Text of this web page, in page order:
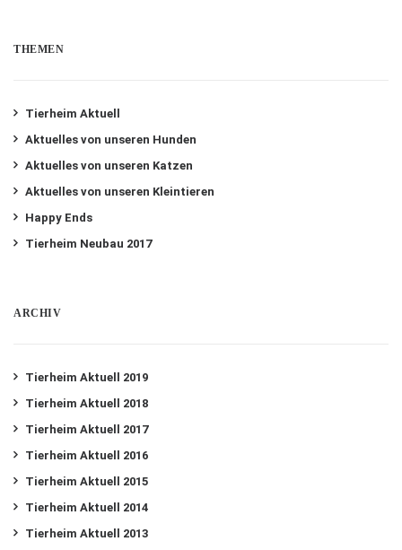
THEMEN
Tierheim Aktuell
Aktuelles von unseren Hunden
Aktuelles von unseren Katzen
Aktuelles von unseren Kleintieren
Happy Ends
Tierheim Neubau 2017
ARCHIV
Tierheim Aktuell 2019
Tierheim Aktuell 2018
Tierheim Aktuell 2017
Tierheim Aktuell 2016
Tierheim Aktuell 2015
Tierheim Aktuell 2014
Tierheim Aktuell 2013